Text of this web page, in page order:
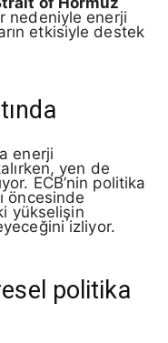
nedeniyle enerji
etkisiyle destek
enerji
yen de
ECB’nin politika
öncesinde
yükselişin
izliyor.
politika